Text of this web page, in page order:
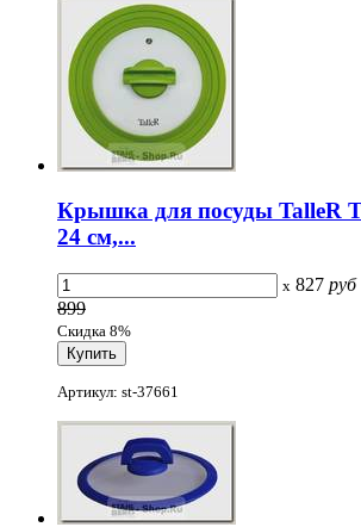
Крышка для посуды TalleR
24 см,...
x 827 руб
899
Скидка 8%
Артикул: st-37661